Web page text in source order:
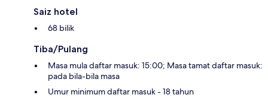
Saiz hotel
68 bilik
Tiba/Pulang
Masa mula daftar masuk: 15:00; Masa tamat daftar masuk:
pada bila-bila masa
Umur minimum daftar masuk - 18 tahun